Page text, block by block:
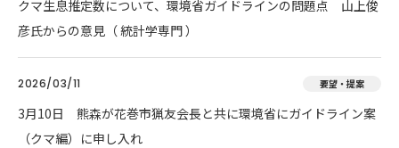
クマ生息推定数について、環境省ガイドラインの問題点 山上俊
彦氏からの意見（ 統計学専門 ）
2026/03/11 要望・提案
3月10日 熊森が花巻市猟友会長と共に環境省にガイドライン案
（クマ編）に申し入れ